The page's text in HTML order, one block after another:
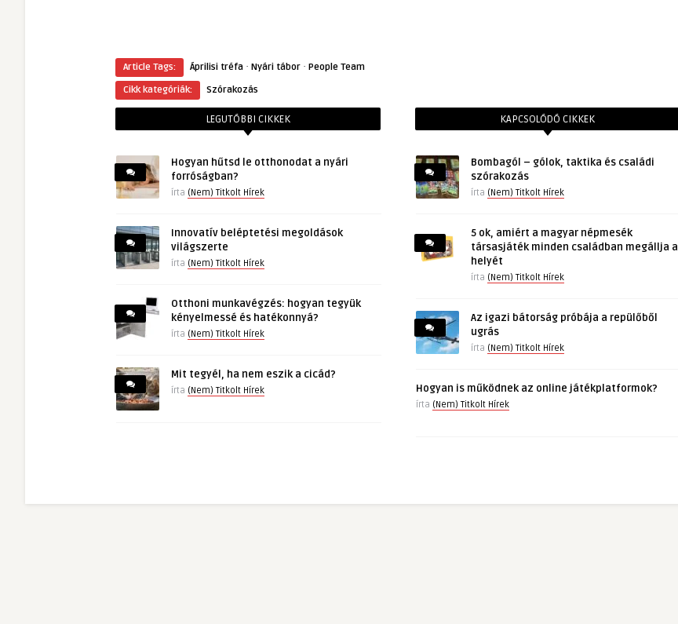
Article Tags: Áprilisi tréfa · Nyári tábor · People Team
Cikk kategóriák:
Szórakozás
LEGUTÓBBI CIKKEK
Hogyan hűtsd le otthonodat a nyári
forróságban?
írta (Nem) Titkolt Hírek
Innovatív beléptetési megoldások
világszerte
írta (Nem) Titkolt Hírek
Otthoni munkavégzés: hogyan tegyük
kényelmessé és hatékonnyá?
írta (Nem) Titkolt Hírek
Mit tegyél, ha nem eszik a cicád?
írta (Nem) Titkolt Hírek
KAPCSOLÓDÓ CIKKEK
Bombagól – gólok, taktika és családi
szórakozás
írta (Nem) Titkolt Hírek
5 ok, amiért a magyar népmesék
társasjáték minden családban megállja a
helyét
írta (Nem) Titkolt Hírek
Az igazi bátorság próbája a repülőből
ugrás
írta (Nem) Titkolt Hírek
Hogyan is működnek az online játékplatformok?
írta (Nem) Titkolt Hírek